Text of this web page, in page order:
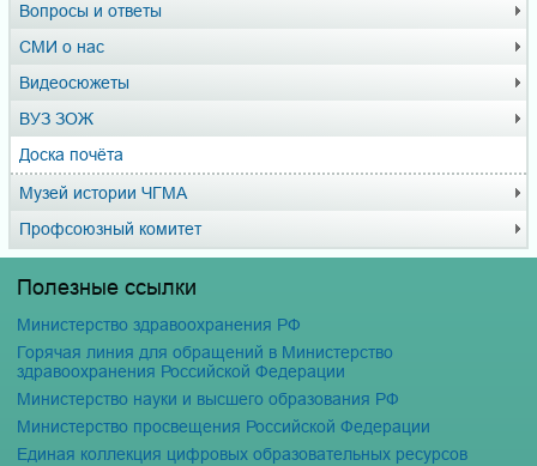
Вопросы и ответы
СМИ о нас
Видеосюжеты
ВУЗ ЗОЖ
Доска почёта
Музей истории ЧГМА
Профсоюзный комитет
Полезные ссылки
Министерство здравоохранения РФ
Горячая линия для обращений в Министерство
здравоохранения Российской Федерации
Министерство науки и высшего образования РФ
Министерство просвещения Российской Федерации
Единая коллекция цифровых образовательных ресурсов